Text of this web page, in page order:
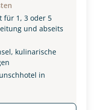
für 1, 3 oder 5
und abseits
kulinarische
in
2